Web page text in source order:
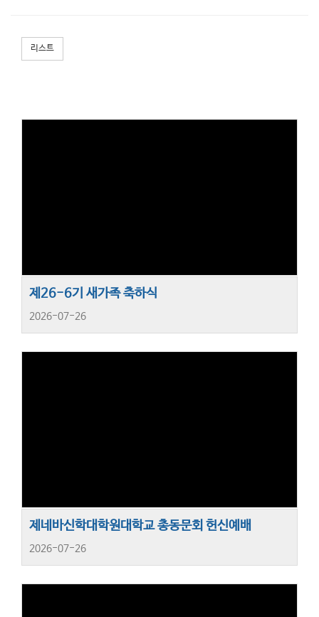
리스트
제26-6기 새가족 축하식
2026-07-26
제네바신학대학원대학교 총동문회 헌신예배
2026-07-26